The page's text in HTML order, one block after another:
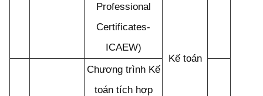
Professional
Certificates-
ICAEW)
Kế toán
Chương trình Kế
toán tích hợp